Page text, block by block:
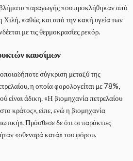
παραγωγής που προκλήθηκαν από
καθώς και από την κακή υγεία των
με τις θερμοκρασίες ρεκόρ.
καυσίμων
σύγκριση μεταξύ της
η οποία φορολογείται με 78%,
είναι άδικη. «Η βιομηχανία πετρελαίου
κράτος», είπε, ενώ η βιομηχανία
Πρόσθεσε δε ότι οι παράκτιες
«σθεναρά κατά» του φόρου.